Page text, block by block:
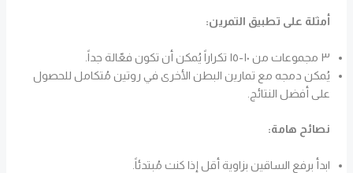
أمثلة على تطبيق التمرين:
٣ مجموعات من ١٠-١٥ تكراراً يُمكن أن تكون فعّالة جداً.
يُمكن دمجه مع تمارين البطن الأخرى في روتين مُتكامل للحصول
على أفضل النتائج.
نصائح هامة:
ابدأ برفع الساقين بزاوية أقل إذا كنت مُبتدئاً.